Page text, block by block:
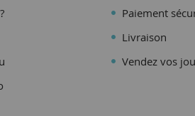
Paiement
Livraison
Vendez vos